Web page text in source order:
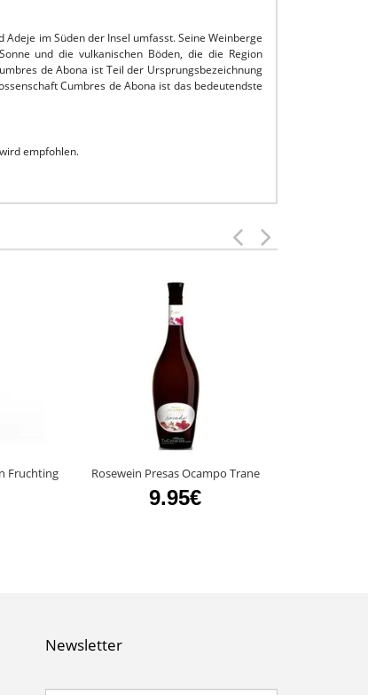
im Süden der Insel umfasst. Seine Weinberge
und die vulkanischen Böden, die die Region
de Abona ist Teil der Ursprungsbezeichnung
Cumbres de Abona ist das bedeutendste
empfohlen.
Fruchting Rosewein Presas Ocampo Trane
9.95€
Newsletter